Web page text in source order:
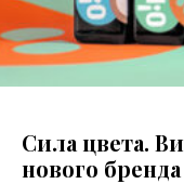
Сила цвета.
нового